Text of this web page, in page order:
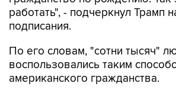
работать", - подчеркнул Трамп
подписания.
По его словам, "сотни тысяч"
воспользовались таким
американского гражданства.